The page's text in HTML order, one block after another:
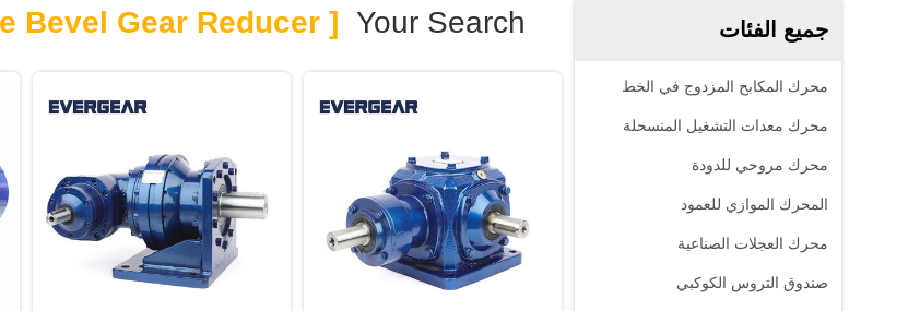
جميع الفئات
محرك المكابح المزدوج في الخط
محرك معدات التشغيل المنسحلة
محرك مروحي للدودة
المحرك الموازي للعمود
محرك العجلات الصناعية
صندوق التروس الكوكبي
Your Search
[ High Torque Bevel Gear Reducer ]